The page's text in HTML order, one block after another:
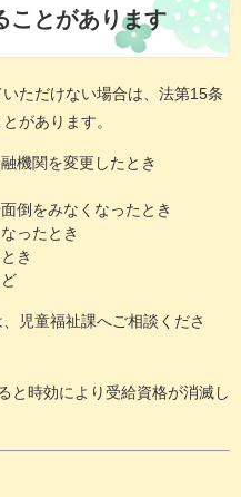
ことがあります
ただけない場合は、法第15条
があります。
機関を変更したとき
倒をみなくなったとき
ったとき
き
児童福祉課へご相談くださ
と時効により受給資格が消滅し